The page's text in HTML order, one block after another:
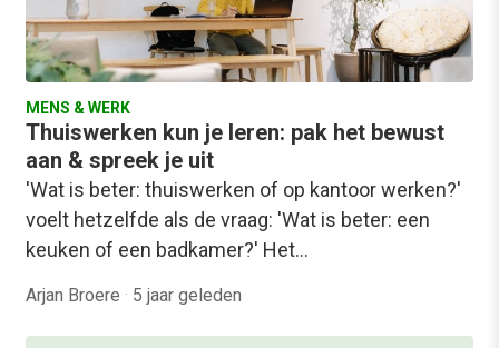
MENS & WERK
Thuiswerken kun je leren: pak het bewust
aan & spreek je uit
'Wat is beter: thuiswerken of op kantoor werken?'
voelt hetzelfde als de vraag: 'Wat is beter: een
keuken of een badkamer?' Het…
Arjan Broere · 5 jaar geleden